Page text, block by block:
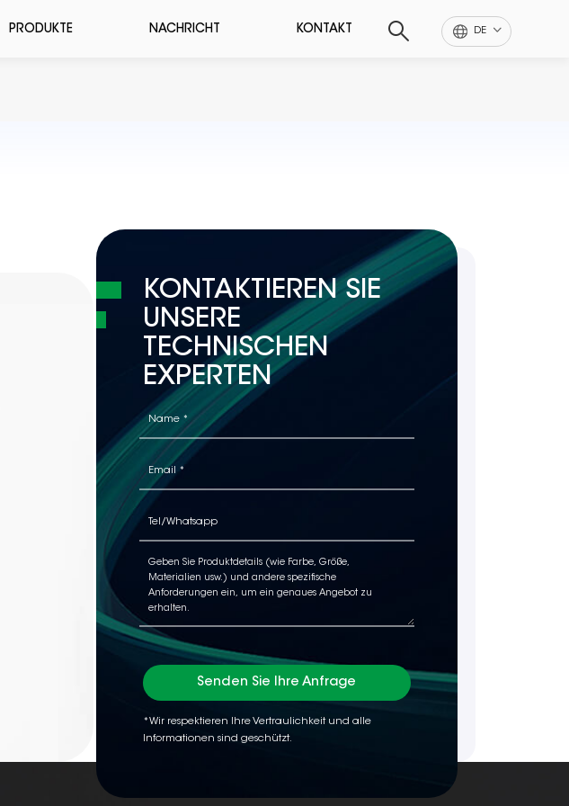
DE
PRODUKTE NACHRICHT KONTAKT
KONTAKTIEREN SIE
UNSERE
TECHNISCHEN
EXPERTEN
Senden Sie Ihre Anfrage
*Wir respektieren Ihre Vertraulichkeit und alle
Informationen sind geschützt.